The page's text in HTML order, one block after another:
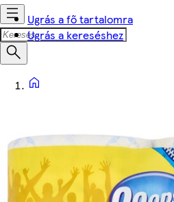
Ugrás a fő tartalomra
Ugrás a kereséshez